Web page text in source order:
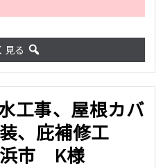
見る
工事、屋根カバ
、庇補修工
市 K様